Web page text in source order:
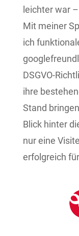
leichter war
Mit meiner
ich
DSGVO-
ihre
Stand
Blick hinter
nur eine
erfolgreich